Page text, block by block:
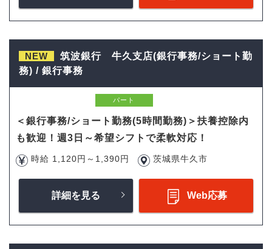
NEW
筑波銀行 牛久支店(銀行事務/ショート勤
務) / 銀行事務
パート
＜銀行事務/ショート勤務(5時間勤務)＞扶養控除内
も歓迎！週3日～希望シフトで柔軟対応！
時給 1,120円～1,390円 茨城県牛久市
詳細を見る Web応募